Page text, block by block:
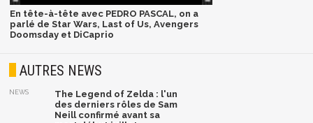
En tête-à-tête avec PEDRO PASCAL, on a
parlé de Star Wars, Last of Us, Avengers
Doomsday et DiCaprio
AUTRES NEWS
NEWS
The Legend of Zelda : l'un
des derniers rôles de Sam
Neill confirmé avant sa